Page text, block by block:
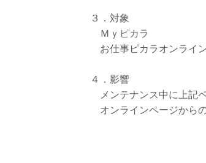
３．対象
Ｍｙピカラ
お仕事ピカラオンライ
４．影響
メンテナンス中に上記
オンラインページから